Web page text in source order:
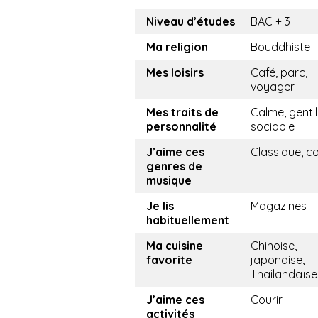
Niveau d’études
BAC + 3
Ma religion
Bouddhiste
Mes loisirs
Café, parc,
voyager
Mes traits de
personnalité
Calme,
sociable
J’aime ces
genres de
musique
Classique,
Je lis
habituellement
Magazines
Ma cuisine
favorite
Chinoise,
japonaise,
Thailandaïse
J’aime ces
activités
Courir